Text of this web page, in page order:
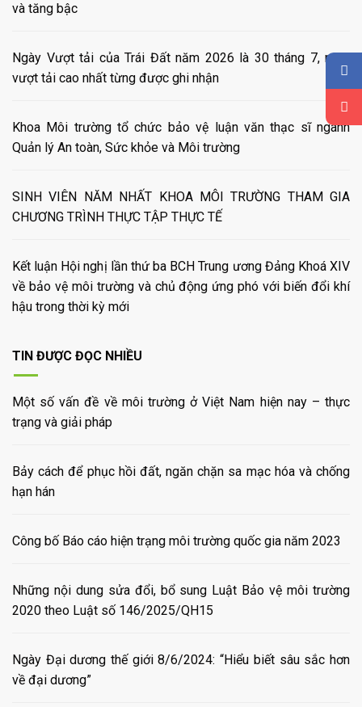
và tăng bậc
Ngày Vượt tải của Trái Đất năm 2026 là 30 tháng 7, mức
vượt tải cao nhất từng được ghi nhận
Khoa Môi trường tổ chức bảo vệ luận văn thạc sĩ ngành
Quản lý An toàn, Sức khỏe và Môi trường
SINH VIÊN NĂM NHẤT KHOA MÔI TRƯỜNG THAM GIA
CHƯƠNG TRÌNH THỰC TẬP THỰC TẾ
Kết luận Hội nghị lần thứ ba BCH Trung ương Đảng Khoá XIV
về bảo vệ môi trường và chủ động ứng phó với biến đổi khí
hậu trong thời kỳ mới
TIN ĐƯỢC ĐỌC NHIỀU
Một số vấn đề về môi trường ở Việt Nam hiện nay – thực
trạng và giải pháp
Bảy cách để phục hồi đất, ngăn chặn sa mạc hóa và chống
hạn hán
Công bố Báo cáo hiện trạng môi trường quốc gia năm 2023
Những nội dung sửa đổi, bổ sung Luật Bảo vệ môi trường
2020 theo Luật số 146/2025/QH15
Ngày Đại dương thế giới 8/6/2024: “Hiểu biết sâu sắc hơn
về đại dương”